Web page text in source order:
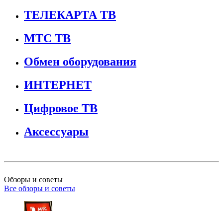
ТЕЛЕКАРТА ТВ
МТС ТВ
Обмен оборудования
ИНТЕРНЕТ
Цифровое ТВ
Аксессуары
Обзоры и советы
Все обзоры и советы